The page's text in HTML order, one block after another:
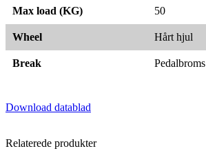
Max load (KG) 50
Wheel Hårt hjul
Break Pedalbroms
Download datablad
Relaterede produkter